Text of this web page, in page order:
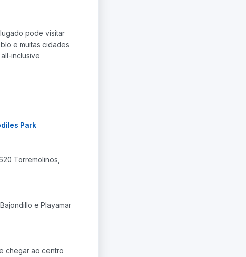
pode visitar
e muitas cidades
inclusive
Park
Torremolinos,
e Playamar
chegar ao centro